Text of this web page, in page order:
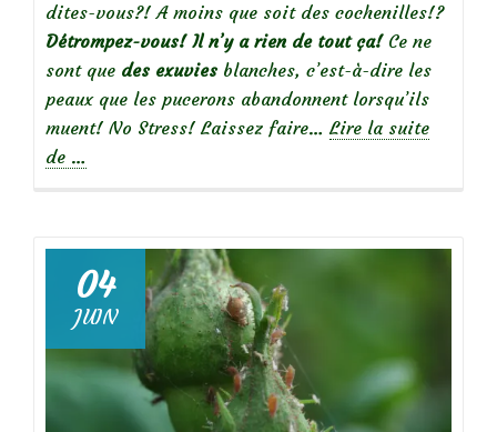
dites-vous?! A moins que soit des cochenilles!?
Détrompez-vous! Il n’y a rien de tout ça!Ce ne
sont que des exuvies blanches, c’est-à-dire les
peaux que les pucerons abandonnent lorsqu’ils
muent! No Stress! Laissez faire… Lire la suite
de à
Que
voyez-
vous?
…
04
JUIN